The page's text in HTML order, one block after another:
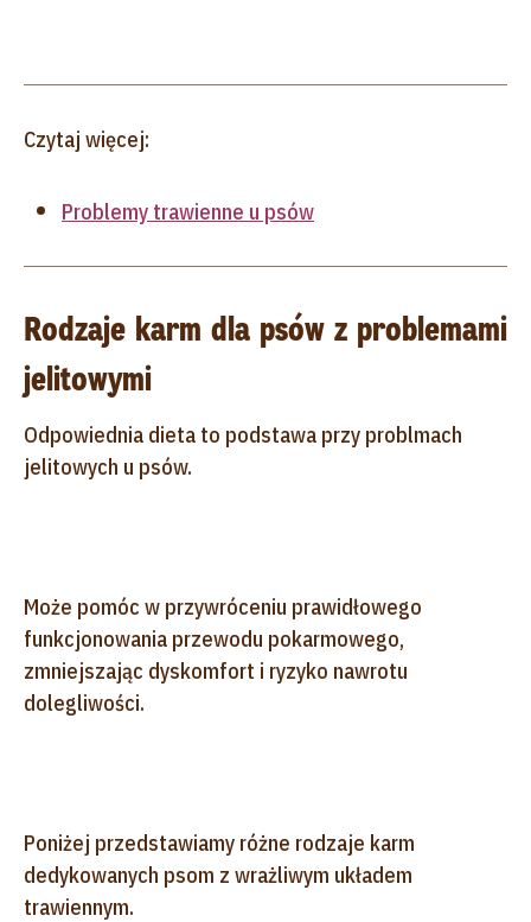
Czytaj więcej:
Problemy trawienne u psów
Rodzaje karm dla psów z problemami
jelitowymi
Odpowiednia dieta to podstawa przy problmach
jelitowych u psów.
Może pomóc w przywróceniu prawidłowego
funkcjonowania przewodu pokarmowego,
zmniejszając dyskomfort i ryzyko nawrotu
dolegliwości.
Poniżej przedstawiamy różne rodzaje karm
dedykowanych psom z wrażliwym układem
trawiennym.